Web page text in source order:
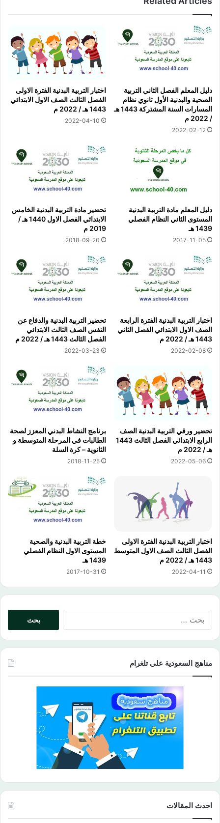
دليل المعلم الفصل الثاني التربية
الصحية والبدنية الأول ثانوي نظام
المسارات السنة المشتركة 1443 هـ
/ 2022 م
2022-02-12
اختبار التربية البدنية الفترة الاولى
الفصل الثالث الصف الاول الابتدائي
1443 هـ / 2022 م
2022-04-10
دليل المعلم مادة التربية البدنية
المستوى الثاني النظام الفصلي
1439 هـ
2017-11-05
تحضير مادة التربية البدنية الخامس
الابتدائي الفصل الاول 1440 هـ /
2019 م
2018-09-20
اختبار التربية البدنية الفترة الرابعة
الصف الاول الابتدائي الفصل الثاني
1443 هـ / 2022 م
2022-02-08
تحضير التربية البدنية والدفاع عن
النفس الصف الثالث الابتدائي
الفصل الثالث 1443 هـ / 2022 م
2022-03-23
تحضير ورقي التربية البدنية الصف
الرابع الابتدائي الفصل الثالث 1443
هـ / 2022 م
2022-05-06
برنامج النشاط البدني المعزز لصحة
الطالبات في المرحلة المتوسطة و
الثانوية – كرة السلة
2018-11-25
اختبار التربية البدنية الفترة الاولى
الفصل الثالث الصف الاول المتوسط
1443 هـ / 2022 م
2022-04-11
خطة التربية البدنية والصحية
المستوى الاول النظام الفصلي
1439 هـ
2017-10-31
مناهج السعودية على تلغرام
احدث المقالات